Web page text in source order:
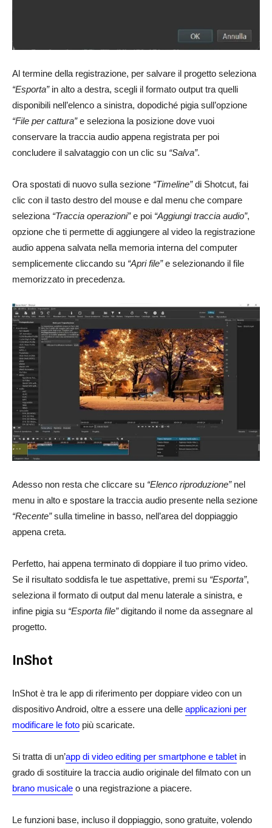
Al termine della registrazione, per salvare il progetto seleziona
“Esporta”in alto a destra, scegli il formato output tra quelli
disponibili nell’elenco a sinistra, dopodiché pigia sull’opzione
“File per cattura”e seleziona la posizione dove vuoi
conservare la traccia audio appena registrata per poi
concludere il salvataggio con un clic su “Salva”.
Ora spostati di nuovo sulla sezione “Timeline”di Shotcut, fai
clic con il tasto destro del mouse e dal menu che compare
seleziona “Traccia operazioni”e poi “Aggiungi traccia audio”,
opzione che ti permette di aggiungere al video la registrazione
audio appena salvata nella memoria interna del computer
semplicemente cliccando su “Apri file”e selezionando il file
memorizzato in precedenza.
Adesso non resta che cliccare su “Elenco riproduzione”nel
menu in alto e spostare la traccia audio presente nella sezione
“Recente”sulla timeline in basso, nell’area del doppiaggio
appena creta.
Perfetto, hai appena terminato di doppiare il tuo primo video.
Se il risultato soddisfa le tue aspettative, premi su “Esporta”,
seleziona il formato di output dal menu laterale a sinistra, e
infine pigia su “Esporta file”digitando il nome da assegnare al
progetto.
InShot
InShot è tra le app di riferimento per doppiare video con un
dispositivo Android, oltre a essere una delle applicazioni per
modificare le foto più scaricate.
Si tratta di un’app di video editing per smartphone e tablet in
grado di sostituire la traccia audio originale del filmato con un
brano musicale o una registrazione a piacere.
Le funzioni base, incluso il doppiaggio, sono gratuite, volendo